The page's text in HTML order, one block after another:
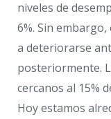
niveles de
6%. Sin
a deteriorarse
posteriormente.
cercanos al 15%
Hoy estamos